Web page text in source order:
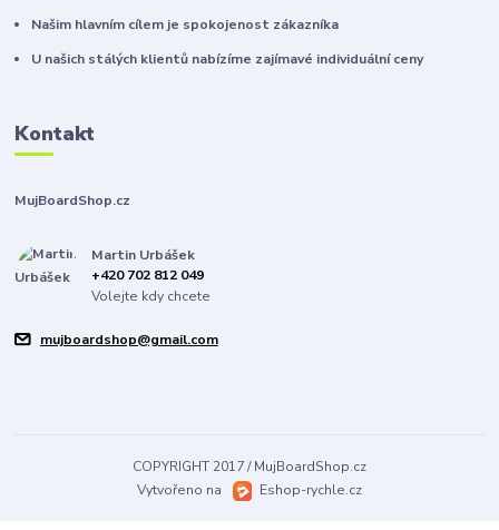
Našim hlavním cílem je spokojenost zákazníka
U našich stálých klientů nabízíme zajímavé individuální ceny
Kontakt
MujBoardShop.cz
Martin Urbášek
+420 702 812 049
Volejte kdy chcete
mujboardshop@gmail.com
COPYRIGHT 2017 / MujBoardShop.cz
Vytvořeno na
Eshop-rychle.cz